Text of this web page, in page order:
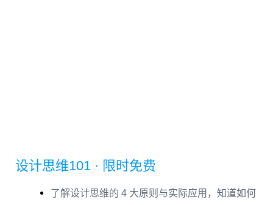
设计思维101 · 限时免费
了解设计思维的 4 大原则与实际应用，知道如何